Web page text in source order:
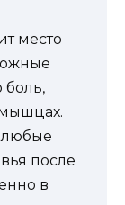
место
мышцах.
любые
после
в